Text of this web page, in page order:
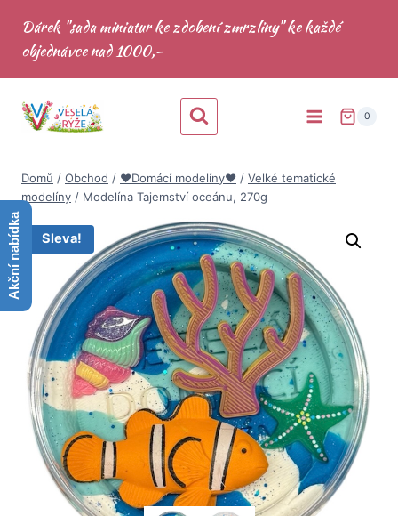
obsah
Dárek "sada miniatur ke zdobení zmrzliny" ke každé
objednávce nad 1000,-
0
Domů / Obchod / ♥️Domácí modelíny♥️ / Velké tematické
modelíny / Modelína Tajemství oceánu, 270g
Sleva!
Akční nabídka